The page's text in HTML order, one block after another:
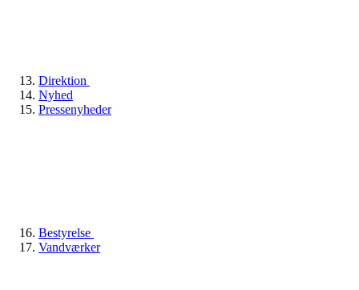
Direktion
Nyhed
Pressenyheder
Bestyrelse
Vandværker